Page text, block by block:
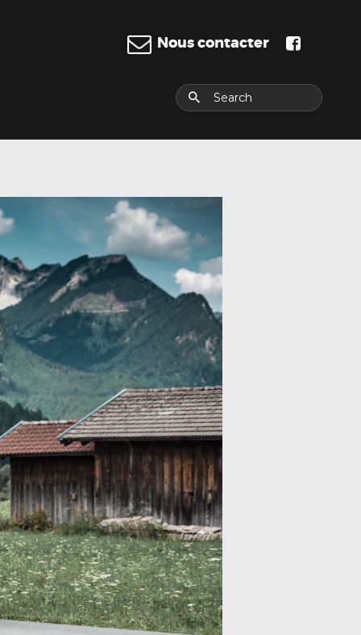
Nous contacter